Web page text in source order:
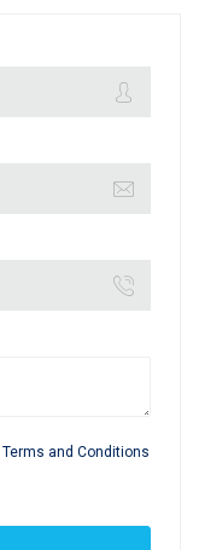
Terms and Conditions